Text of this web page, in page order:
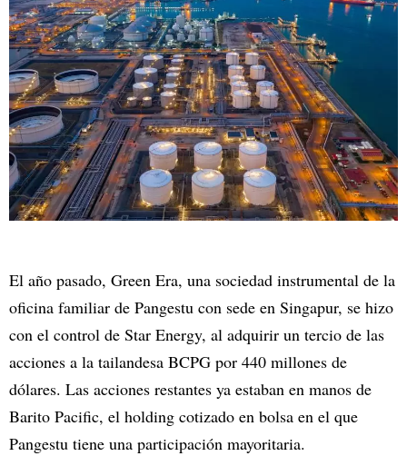
El año pasado, Green Era, una sociedad instrumental de la
oficina familiar de Pangestu con sede en Singapur, se hizo
con el control de Star Energy, al adquirir un tercio de las
acciones a la tailandesa BCPG por 440 millones de
dólares. Las acciones restantes ya estaban en manos de
Barito Pacific, el holding cotizado en bolsa en el que
Pangestu tiene una participación mayoritaria.